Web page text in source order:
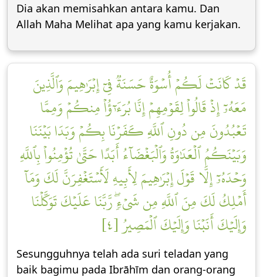
Dia akan memisahkan antara kamu. Dan
Allah Maha Melihat apa yang kamu kerjakan.
قَدۡ كَانَتۡ لَكُمۡ أُسۡوَةٌ حَسَنَةٞ فِيٓ إِبۡرَٰهِيمَ وَٱلَّذِينَ
مَعَهُۥٓ إِذۡ قَالُواْ لِقَوۡمِهِمۡ إِنَّا بُرَءَٰٓؤُاْ مِنكُمۡ وَمِمَّا
تَعۡبُدُونَ مِن دُونِ ٱللَّهِ كَفَرۡنَا بِكُمۡ وَبَدَا بَيۡنَنَا
وَبَيۡنَكُمُ ٱلۡعَدَٰوَةُ وَٱلۡبَغۡضَآءُ أَبَدًا حَتَّىٰ تُؤۡمِنُواْ بِٱللَّهِ
وَحۡدَهُۥٓ إِلَّا قَوۡلَ إِبۡرَٰهِيمَ لِأَبِيهِ لَأَسۡتَغۡفِرَنَّ لَكَ وَمَآ
أَمۡلِكُ لَكَ مِنَ ٱللَّهِ مِن شَيۡءٖۖ رَّبَّنَا عَلَيۡكَ تَوَكَّلۡنَا
وَإِلَيۡكَ أَنَبۡنَا وَإِلَيۡكَ ٱلۡمَصِيرُ [٤]
Sesungguhnya telah ada suri teladan yang
baik bagimu pada Ibrāhīm dan orang-orang